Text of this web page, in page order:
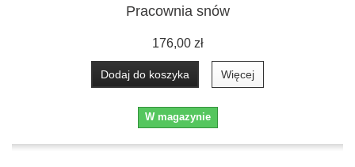
Pracownia snów
176,00 zł
Dodaj do koszyka Więcej
W magazynie